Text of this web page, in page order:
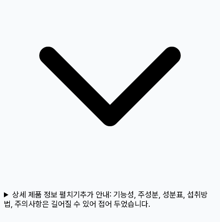
상세 제품 정보 펼치기추가 안내: 기능성, 주성분, 성분표, 섭취방
법, 주의사항은 길어질 수 있어 접어 두었습니다.